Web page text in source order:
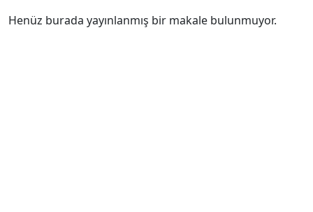
Henüz burada yayınlanmış bir makale bulunmuyor.